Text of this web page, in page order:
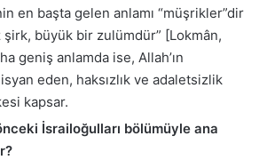
en başta gelen anlamı “müşrikler”dir
şirk, büyük bir zulümdür” [Lokmân,
geniş anlamda ise, Allah’ın
eden, haksızlık ve adaletsizlik
kapsar.
İsrailoğulları bölümüyle ana